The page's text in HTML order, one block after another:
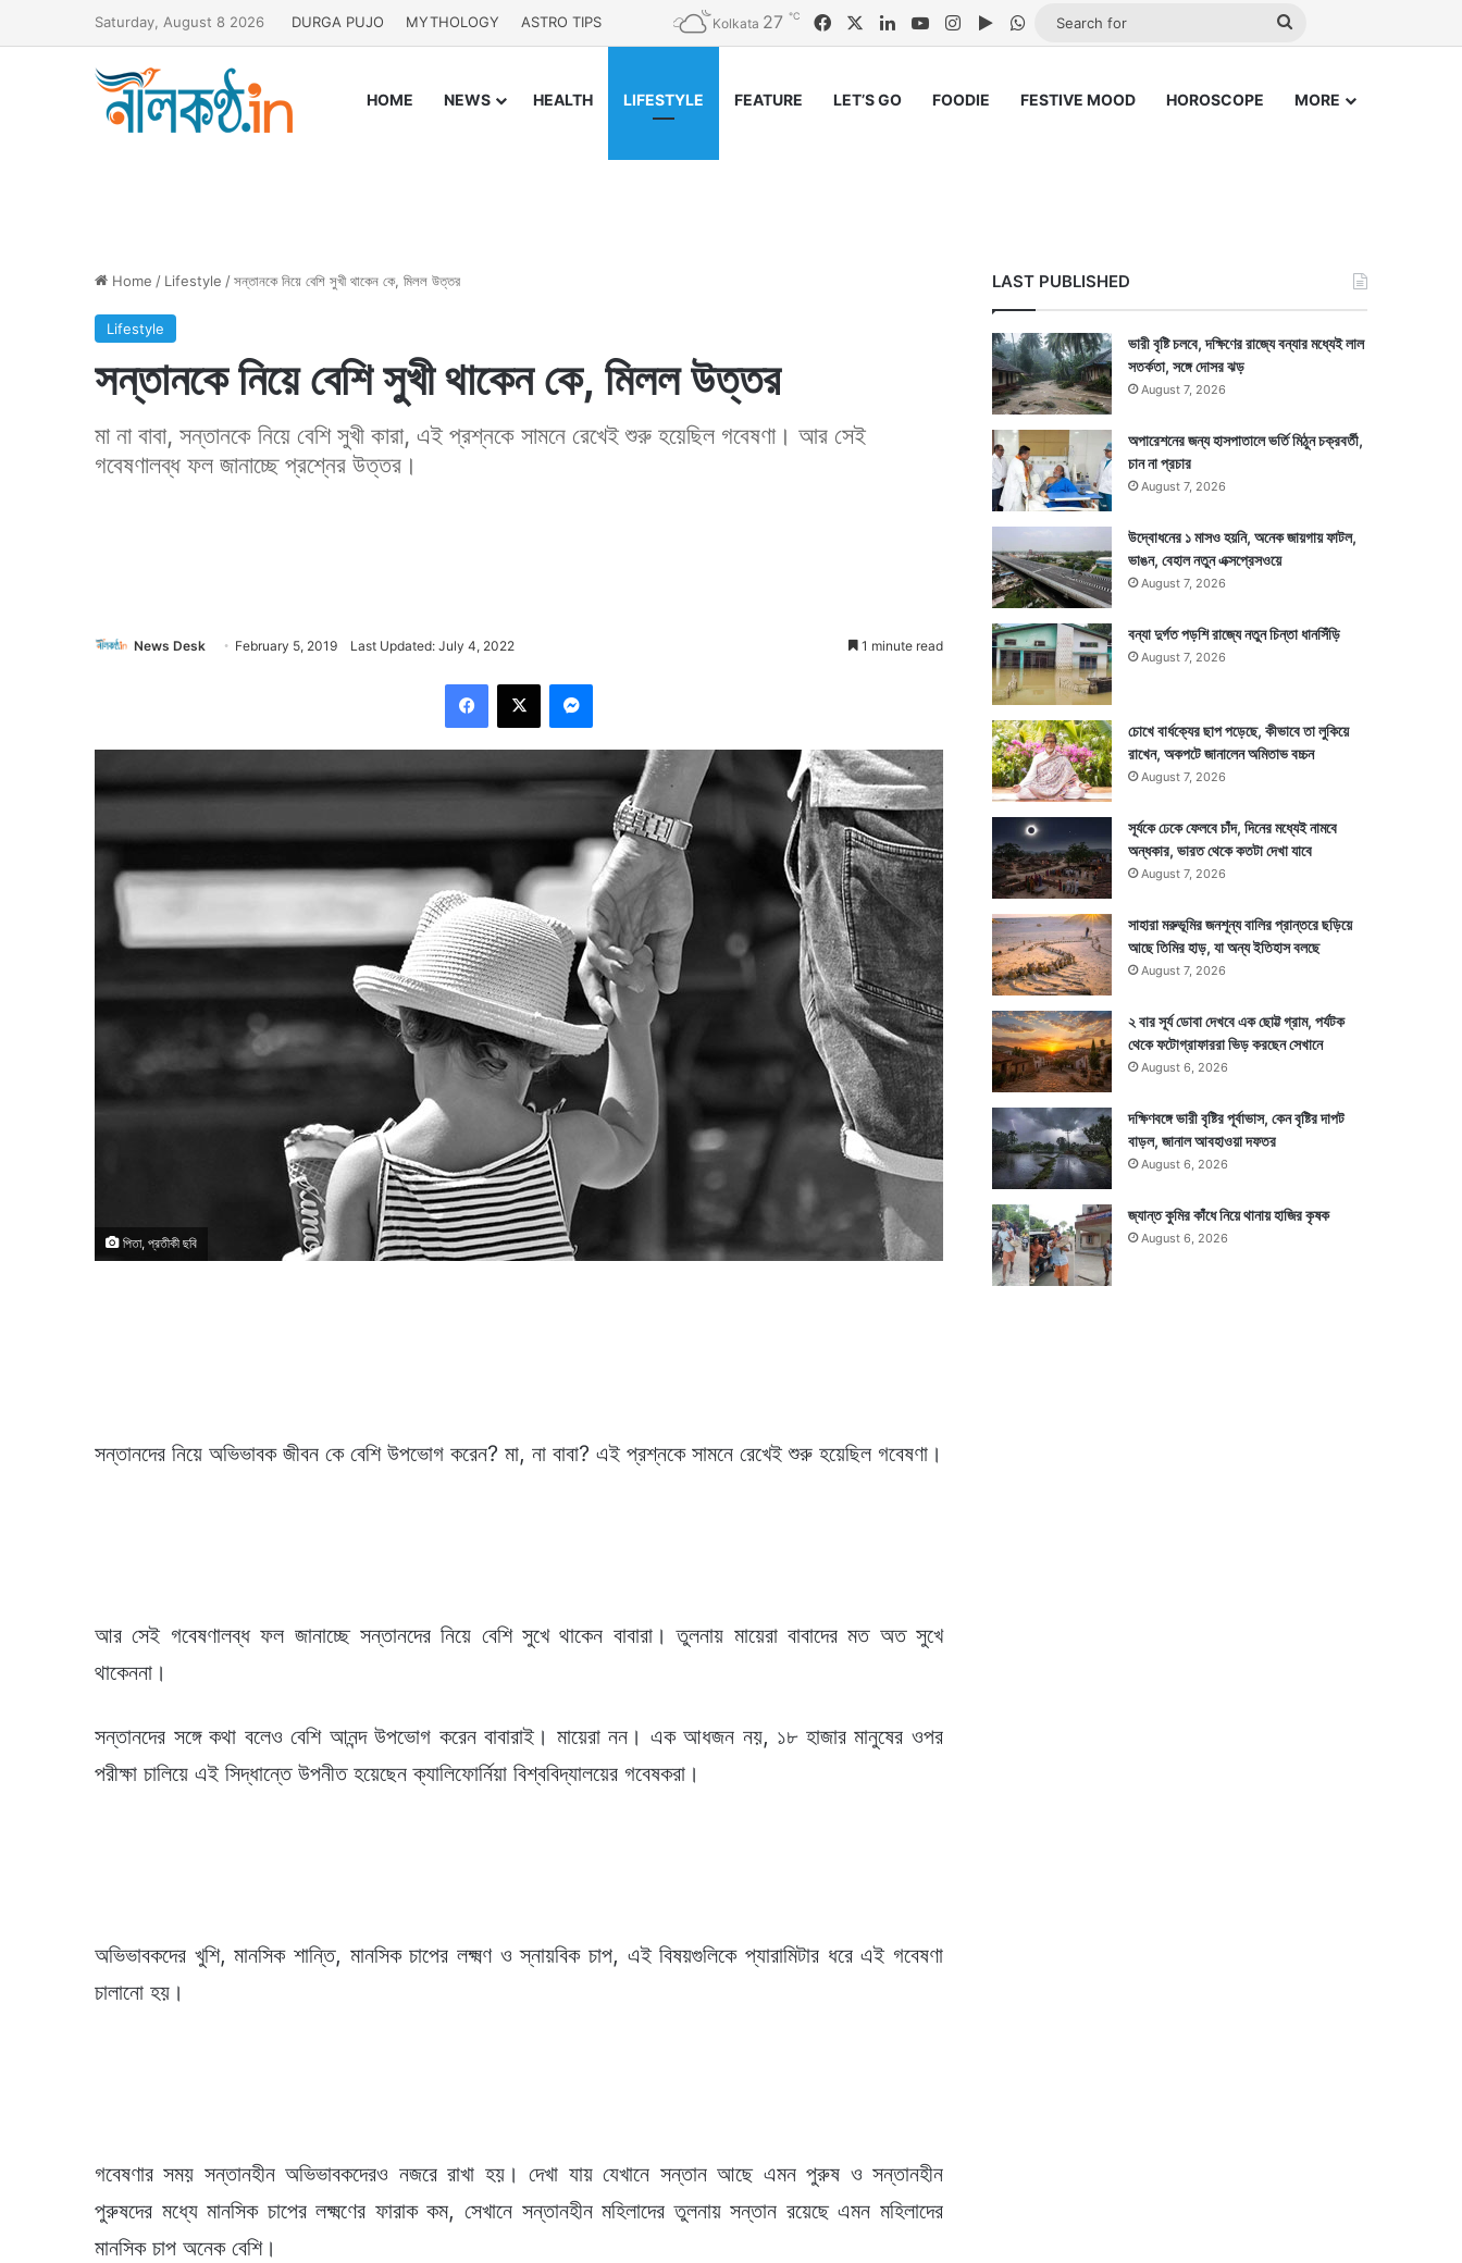
Saturday, August 8 2026 DURGA PUJO MYTHOLOGY ASTRO TIPS Kolkata 27 ℃ FacebookLinkedInYouTubeInstagram
Google Play
WhatsApp
HOME NEWS HEALTH LIFESTYLE FEATURE LET’S GO FOODIE FESTIVE MOOD HOROSCOPE MORE
Home / Lifestyle /সন্তানকে নিয়ে বেশি সুখী থাকেন কে, মিলল উত্তর
Lifestyle
সন্তানকে নিয়ে বেশি সুখী থাকেন কে, মিলল উত্তর
মা না বাবা, সন্তানকে নিয়ে বেশি সুখী কারা, এই প্রশ্নকে সামনে রেখেই শুরু হয়েছিল গবেষণা। আর সেই
গবেষণালব্ধ ফল জানাচ্ছে প্রশ্নের উত্তর।
News Desk February 5, 2019 Last Updated: July 4, 2022 1 minute read
পিতা, প্রতীকী ছবি
সন্তানদের নিয়ে অভিভাবক জীবন কে বেশি উপভোগ করেন? মা, না বাবা? এই প্রশ্নকে সামনে রেখেই শুরু হয়েছিল গবেষণা।
আর সেই গবেষণালব্ধ ফল জানাচ্ছে সন্তানদের নিয়ে বেশি সুখে থাকেন বাবারা। তুলনায় মায়েরা বাবাদের মত অত সুখে
থাকেননা।
সন্তানদের সঙ্গে কথা বলেও বেশি আনন্দ উপভোগ করেন বাবারাই। মায়েরা নন। এক আধজন নয়, ১৮ হাজার মানুষের ওপর
পরীক্ষা চালিয়ে এই সিদ্ধান্তে উপনীত হয়েছেন ক্যালিফোর্নিয়া বিশ্ববিদ্যালয়ের গবেষকরা।
অভিভাবকদের খুশি, মানসিক শান্তি, মানসিক চাপের লক্ষ্মণ ও স্নায়বিক চাপ, এই বিষয়গুলিকে প্যারামিটার ধরে এই গবেষণা
চালানো হয়।
গবেষণার সময় সন্তানহীন অভিভাবকদেরও নজরে রাখা হয়। দেখা যায় যেখানে সন্তান আছে এমন পুরুষ ও সন্তানহীন
পুরুষদের মধ্যে মানসিক চাপের লক্ষ্মণের ফারাক কম, সেখানে সন্তানহীন মহিলাদের তুলনায় সন্তান রয়েছে এমন মহিলাদের
মানসিক চাপ অনেক বেশি।
LAST PUBLISHED
ভারী বৃষ্টি চলবে, দক্ষিণের রাজ্যে বন্যার মধ্যেই লাল
সতর্কতা, সঙ্গে দোসর ঝড়
August 7, 2026
অপারেশনের জন্য হাসপাতালে ভর্তি মিঠুন চক্রবর্তী,
চান না প্রচার
August 7, 2026
উদ্বোধনের ১ মাসও হয়নি, অনেক জায়গায় ফাটল,
ভাঙন, বেহাল নতুন এক্সপ্রেসওয়ে
August 7, 2026
বন্যা দুর্গত পড়শি রাজ্যে নতুন চিন্তা ধানসিঁড়ি
August 7, 2026
চোখে বার্ধক্যের ছাপ পড়েছে, কীভাবে তা লুকিয়ে
রাখেন, অকপটে জানালেন অমিতাভ বচ্চন
August 7, 2026
সূর্যকে ঢেকে ফেলবে চাঁদ, দিনের মধ্যেই নামবে
অন্ধকার, ভারত থেকে কতটা দেখা যাবে
August 7, 2026
সাহারা মরুভূমির জনশূন্য বালির প্রান্তরে ছড়িয়ে
আছে তিমির হাড়, যা অন্য ইতিহাস বলছে
August 7, 2026
২ বার সূর্য ডোবা দেখবে এক ছোট্ট গ্রাম, পর্যটক
থেকে ফটোগ্রাফাররা ভিড় করছেন সেখানে
August 6, 2026
দক্ষিণবঙ্গে ভারী বৃষ্টির পূর্বাভাস, কেন বৃষ্টির দাপট
বাড়ল, জানাল আবহাওয়া দফতর
August 6, 2026
জ্যান্ত কুমির কাঁধে নিয়ে থানায় হাজির কৃষক
August 6, 2026